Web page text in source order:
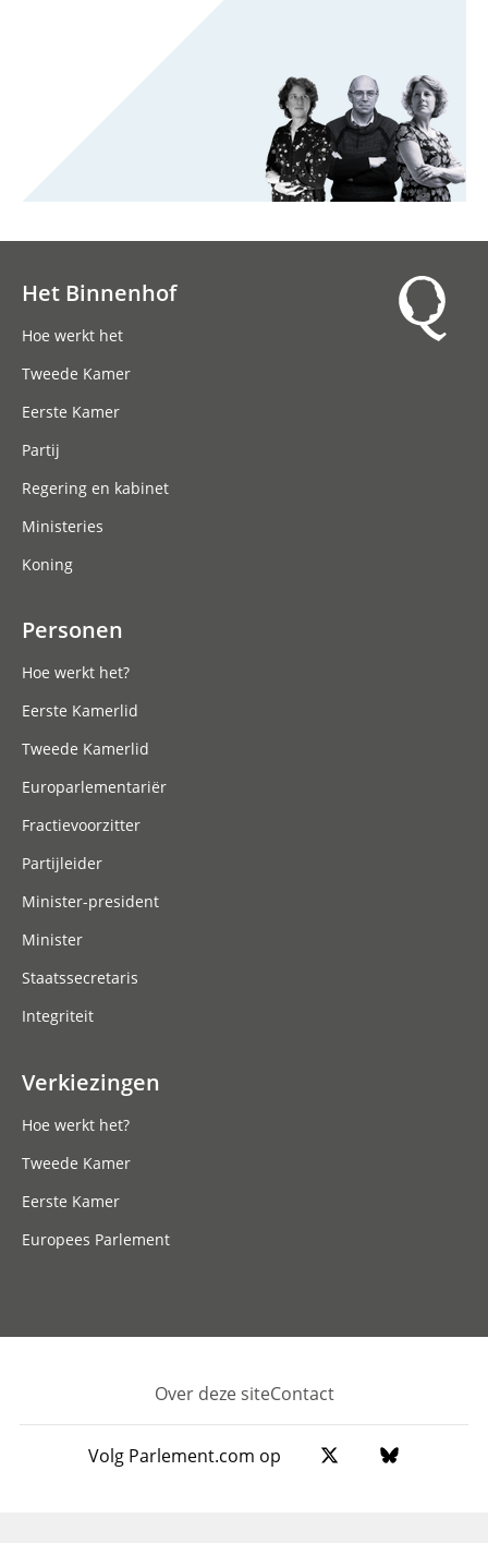
Het Binnenhof
Hoe werkt het
Tweede Kamer
Eerste Kamer
Partij
Regering en kabinet
Ministeries
Koning
Personen
Hoe werkt het?
Eerste Kamerlid
Tweede Kamerlid
Europarlementariër
Fractievoorzitter
Partijleider
Minister-president
Minister
Staatssecretaris
Integriteit
Verkiezingen
Hoe werkt het?
Tweede Kamer
Eerste Kamer
Europees Parlement
Footer
Over deze siteContact
Volg Parlement.com op